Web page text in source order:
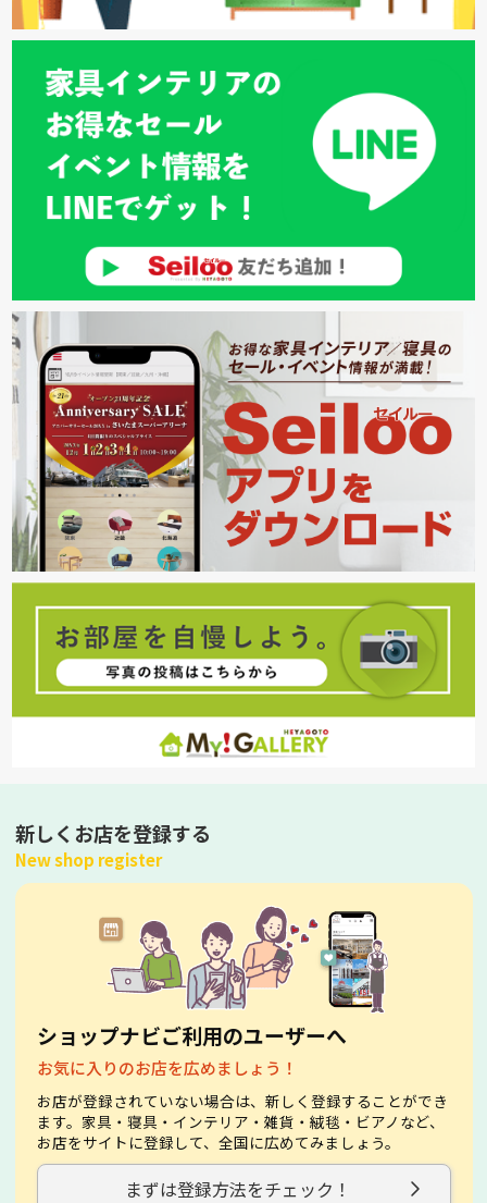
新しくお店を登録する
New shop register
ショップナビご利用のユーザーへ
お気に入りのお店を広めましょう！
お店が登録されていない場合は、新しく登録することができ
ます。家具・寝具・インテリア・雑貨・絨毯・ビアノなど、
お店をサイトに登録して、全国に広めてみましょう。
まずは登録方法をチェック！